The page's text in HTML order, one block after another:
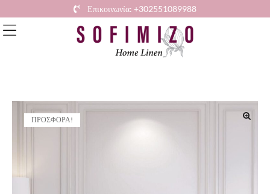
Επικοινωνία: +302551089988
ΠΡΟΣΦΟΡΆ!